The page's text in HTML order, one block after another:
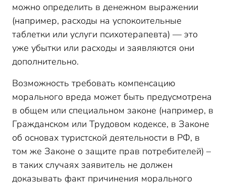
можно определить в денежном выражении
(например, расходы на успокоительные
таблетки или услуги психотерапевта) — это
уже убытки или расходы и заявляются они
дополнительно.
Возможность требовать компенсацию
морального вреда может быть предусмотрена
в общем или специальном законе (например, в
Гражданском или Трудовом кодексе, в Законе
об основах туристской деятельности в РФ, в
том же Законе о защите прав потребителей) –
в таких случаях заявитель не должен
доказывать факт причинения морального